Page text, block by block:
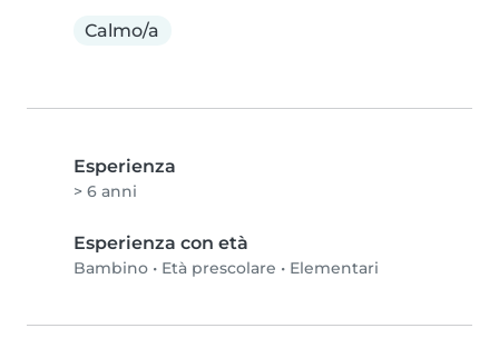
Calmo/a
Esperienza
> 6 anni
Esperienza con età
Bambino • Età prescolare • Elementari